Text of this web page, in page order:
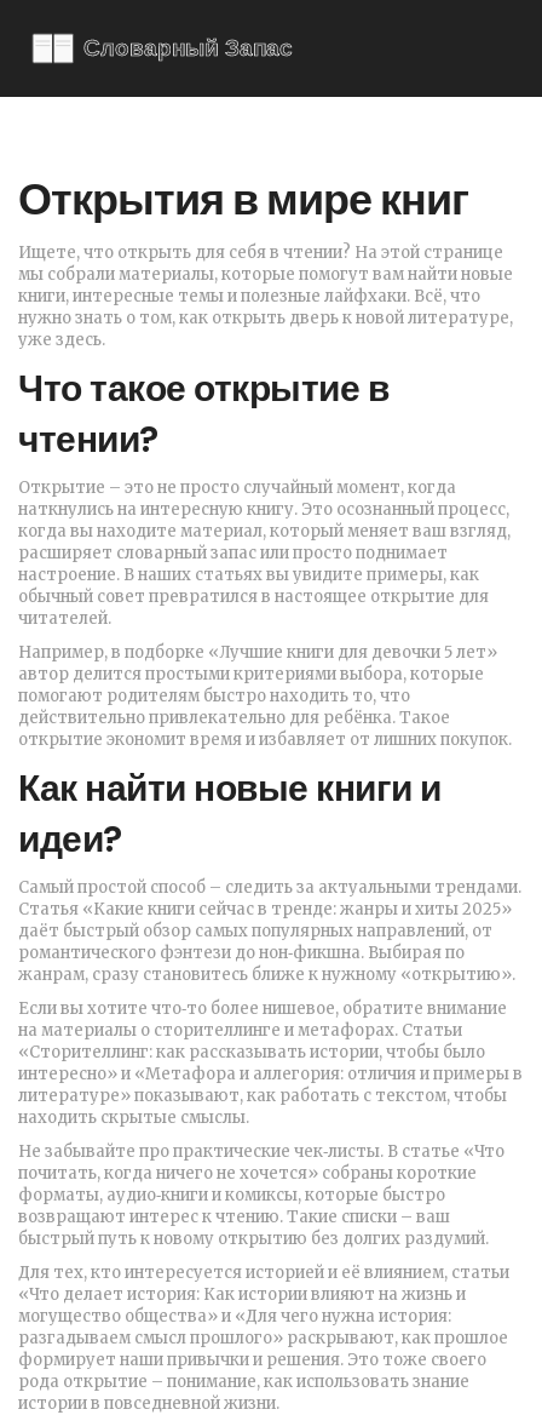
Открытия в мире книг
Ищете, что открыть для себя в чтении? На этой странице
мы собрали материалы, которые помогут вам найти новые
книги, интересные темы и полезные лайфхаки. Всё, что
нужно знать о том, как открыть дверь к новой литературе,
уже здесь.
Что такое открытие в
чтении?
Открытие – это не просто случайный момент, когда
наткнулись на интересную книгу. Это осознанный процесс,
когда вы находите материал, который меняет ваш взгляд,
расширяет словарный запас или просто поднимает
настроение. В наших статьях вы увидите примеры, как
обычный совет превратился в настоящее открытие для
читателей.
Например, в подборке «Лучшие книги для девочки 5 лет»
автор делится простыми критериями выбора, которые
помогают родителям быстро находить то, что
действительно привлекательно для ребёнка. Такое
открытие экономит время и избавляет от лишних покупок.
Как найти новые книги и
идеи?
Самый простой способ – следить за актуальными трендами.
Статья «Какие книги сейчас в тренде: жанры и хиты 2025»
даёт быстрый обзор самых популярных направлений, от
романтического фэнтези до нон‑фикшна. Выбирая по
жанрам, сразу становитесь ближе к нужному «открытию».
Если вы хотите что‑то более нишевое, обратите внимание
на материалы о сторителлинге и метафорах. Статьи
«Сторителлинг: как рассказывать истории, чтобы было
интересно» и «Метафора и аллегория: отличия и примеры в
литературе» показывают, как работать с текстом, чтобы
находить скрытые смыслы.
Не забывайте про практические чек‑листы. В статье «Что
почитать, когда ничего не хочется» собраны короткие
форматы, аудио‑книги и комиксы, которые быстро
возвращают интерес к чтению. Такие списки – ваш
быстрый путь к новому открытию без долгих раздумий.
Для тех, кто интересуется историей и её влиянием, статьи
«Что делает история: Как истории влияют на жизнь и
могущество общества» и «Для чего нужна история:
разгадываем смысл прошлого» раскрывают, как прошлое
формирует наши привычки и решения. Это тоже своего
рода открытие – понимание, как использовать знание
истории в повседневной жизни.